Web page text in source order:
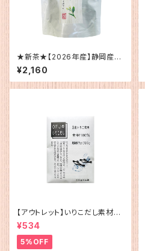
★新茶★【2026年産】静岡産
ティーバッグ緑茶（水・お湯用）
¥2,160
【アウトレット】いりこだし素材10
0%(15g×4)
¥534
5%OFF